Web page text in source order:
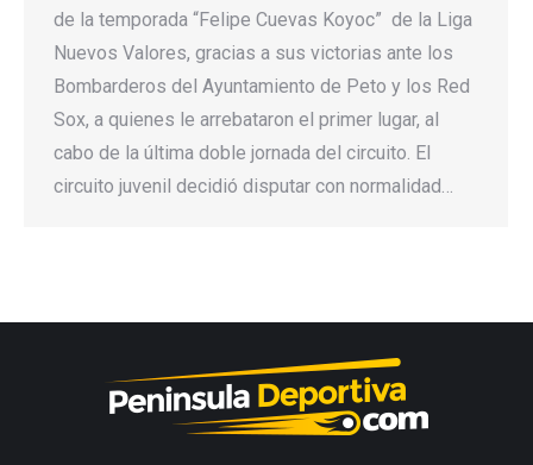
de la temporada “Felipe Cuevas Koyoc” de la Liga
Nuevos Valores, gracias a sus victorias ante los
Bombarderos del Ayuntamiento de Peto y los Red
Sox, a quienes le arrebataron el primer lugar, al
cabo de la última doble jornada del circuito. El
circuito juvenil decidió disputar con normalidad…